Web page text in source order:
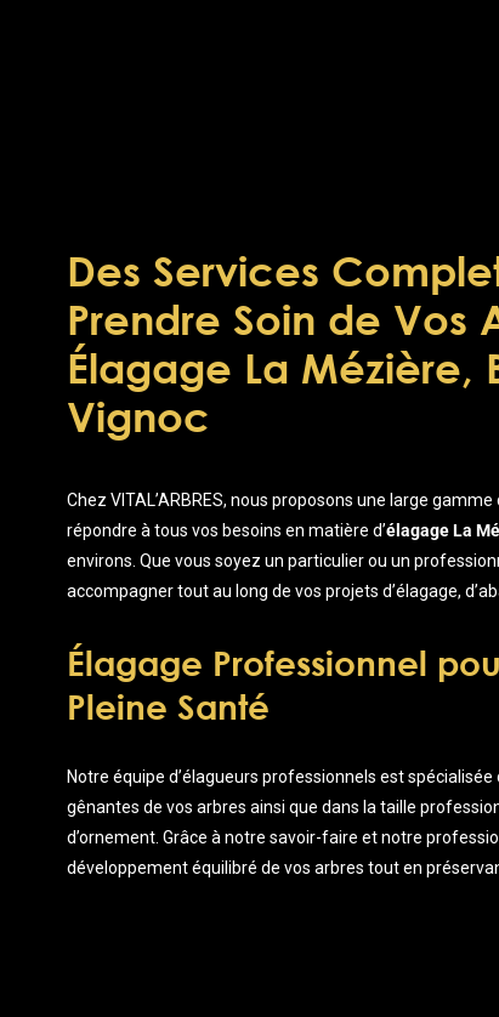
Des Services
Prendre Soin de Vos
Élagage La Mézière,
Vignoc
Chez VITAL’ARBRES, nous proposons une large
répondre à tous vos besoins en matière d’élagage La
environs. Que vous soyez un particulier ou un
accompagner tout au long de vos projets d’élagage,
Élagage Professionnel
Pleine Santé
Notre équipe d’élagueurs professionnels est spécialisée
gênantes de vos arbres ainsi que dans la taille
d’ornement. Grâce à notre savoir-faire et notre
développement équilibré de vos arbres tout en